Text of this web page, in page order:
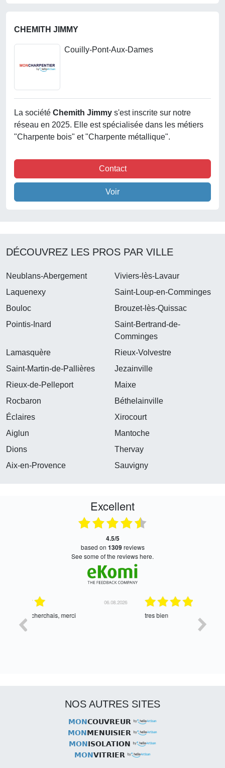
CHEMITH JIMMY
Couilly-Pont-Aux-Dames
La société Chemith Jimmy s'est inscrite sur notre
réseau en 2025. Elle est spécialisée dans les métiers
"Charpente bois" et "Charpente métallique".
Contact
Voir
DÉCOUVREZ LES PROS PAR VILLE
Neublans-Abergement
Viviers-lès-Lavaur
Laquenexy
Saint-Loup-en-Comminges
Bouloc
Brouzet-lès-Quissac
Pointis-Inard
Saint-Bertrand-de-
Comminges
Lamasquère
Rieux-Volvestre
Saint-Martin-de-Pallières
Jezainville
Rieux-de-Pelleport
Maixe
Rocbaron
Béthelainville
Éclaires
Xirocourt
Aiglun
Mantoche
Dions
Thervay
Aix-en-Provence
Sauvigny
Excellent
4.5/5
based on 1309reviews
see some of the reviews here.
05.08.2026
tres bien
NOS AUTRES SITES
MONCOUVREUR
MONMENUISIER
MONISOLATION
MONVITRIER